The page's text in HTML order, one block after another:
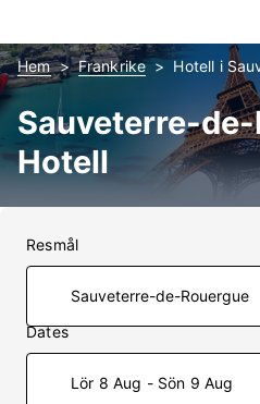
Hem Frankrike Hotell i
Sauveterre-
Hotell
Resmål
Dates
Lör 8 Aug - Sön 9 Aug